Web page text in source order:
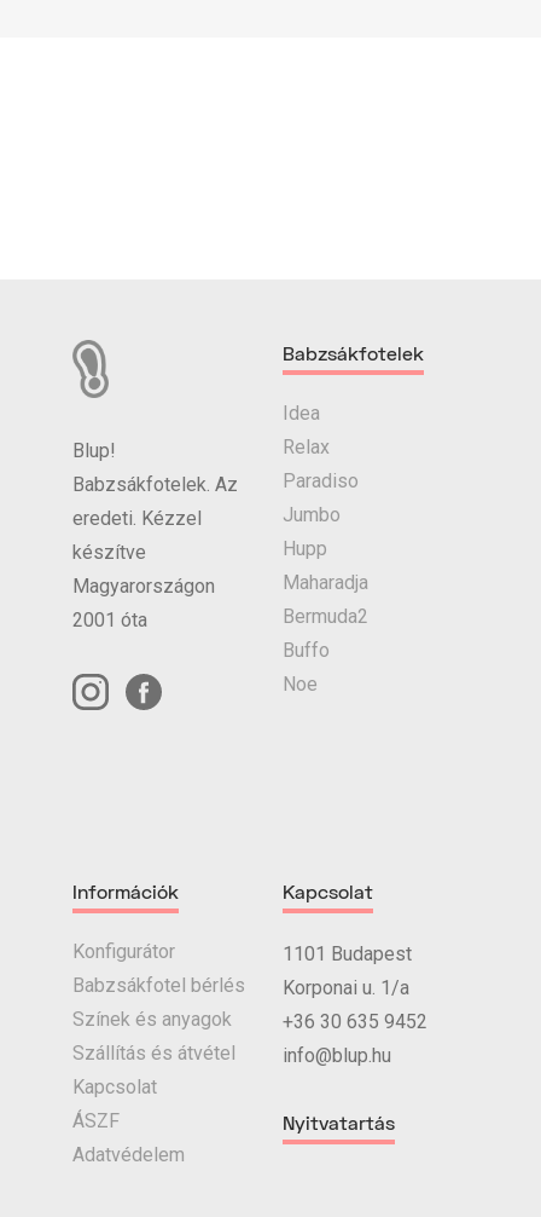
Blup!
Babzsákfotelek. Az
eredeti. Kézzel
készítve
Magyarországon
2001 óta
Babzsákfotelek
Idea
Relax
Paradiso
Jumbo
Hupp
Maharadja
Bermuda2
Buffo
Noe
Információk
Konfigurátor
Babzsákfotel bérlés
Színek és anyagok
Szállítás és átvétel
Kapcsolat
ÁSZF
Adatvédelem
Kapcsolat
1101 Budapest
Korponai u. 1/a
+36 30 635 9452
info@blup.hu
Nyitvatartás